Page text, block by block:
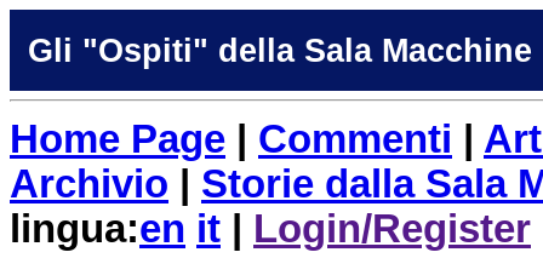
Gli "Ospiti" della Sala Macchine
Home Page Commenti
Archivio
Storie dalla Sala
lingua:en it Login/Register